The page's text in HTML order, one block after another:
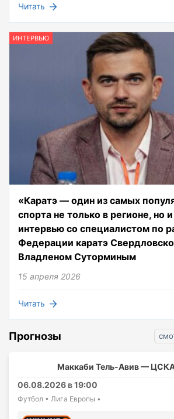
Читать
ИНТЕРВЬЮ
«Каратэ — один из самых
спорта не только в регионе, но
интервью со специалистом по
Федерации каратэ
Владленом Суторминым
15 апреля 2026
Читать
Прогнозы
Маккаби Тель-Авив —
06.08.2026 в 19:00
Футбол • Лига Европы •